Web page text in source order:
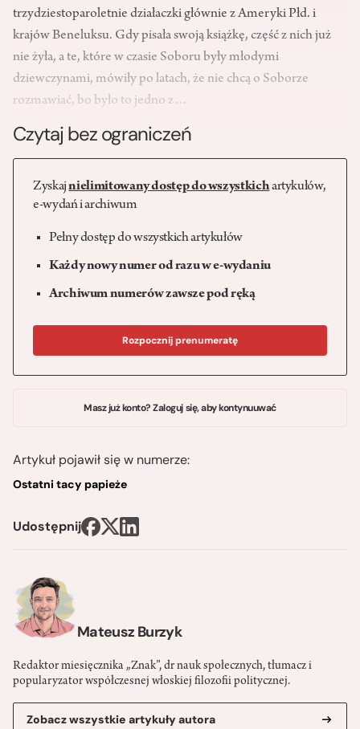
Mateusz Burzyk
Redaktor miesięcznika „Znak”, dr nauk społecznych, tłumacz i
popularyzator współczesnej włoskiej filozofii politycznej.
Zobacz wszystkie artykuły autora
trzydziestoparoletnie działaczki głównie z Ameryki Płd. i
krajów Beneluksu. Gdy pisała swoją książkę, część z nich już
nie żyła, a te, które w czasie Soboru były młodymi
dziewczynami, mówiły po latach, że nie chcą o Soborze
rozmawiać, bo było to jedno z…
Czytaj bez ograniczeń
Zyskajnielimitowany dostęp do wszystkichartykułów,
e-wydań i archiwum
Pełny dostęp do wszystkich artykułów
Każdy nowy numer od razu w e-wydaniu
Archiwum numerów zawsze pod ręką
Rozpocznij prenumeratę
Masz już konto? Zaloguj się, aby kontynuuwać
Artykuł pojawił się w numerze:
Ostatni tacy papieże
Udostępnij